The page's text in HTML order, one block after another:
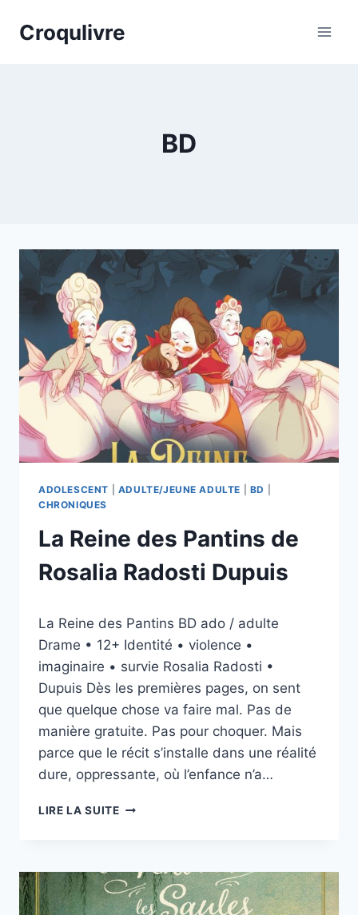
Croqulivre
BD
ADOLESCENT ADULTE/JEUNE ADULTE BD
CHRONIQUES
La Reine des Pantins de
Rosalia Radosti Dupuis
esther.vernier@gmail.com
La Reine des Pantins BD ado / adulte
Drame • 12+ Identité • violence •
imaginaire • survie Rosalia Radosti •
Dupuis Dès les premières pages, on sent
que quelque chose va faire mal. Pas de
manière gratuite. Pas pour choquer. Mais
parce que le récit s’installe dans une réalité
dure, oppressante, où l’enfance n’a…
LIRE LA SUITELA
DE
ROSALIA
RADOSTI